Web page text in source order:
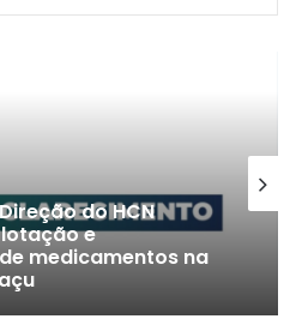
do HCN
e
medicamentos na